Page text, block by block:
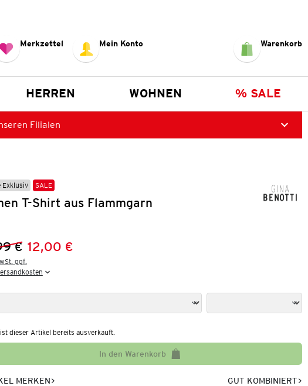
Merkzettel Mein Konto Warenkorb
HERREN WOHNEN % SALE
Filialen
Exklusiv SALE
T-Shirt aus Flammgarn
Preis:
€
Preis:
12,00 €
ggf.
dieser Artikel bereits ausverkauft.
In den Warenkorb
MERKEN GUT KOMBINIERT